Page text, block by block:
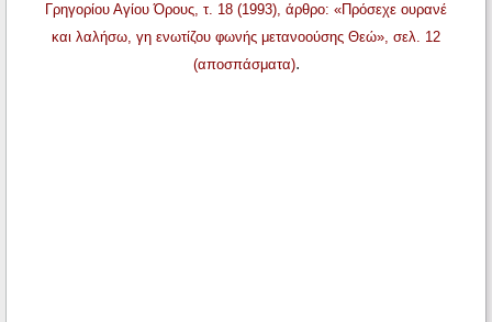
Γρηγορίου Αγίου Όρους, τ. 18 (1993), άρθρο: «Πρόσεχε ουρανέ
και λαλήσω, γη ενωτίζου φωνής μετανοούσης Θεώ», σελ. 12
(αποσπάσματα).